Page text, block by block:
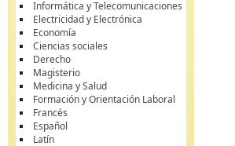
Informática y Telecomunicaciones
Electricidad y Electrónica
Economía
Ciencias sociales
Derecho
Magisterio
Medicina y Salud
Formación y Orientación Laboral
Francés
Español
Latín